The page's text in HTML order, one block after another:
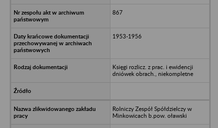
867
1953-1956
Księgi rozlicz. z prac. i ewidencji
dniówek obrach., niekompletne
Rolniczy Zespół Spółdzielczy w
Minkowicach b.pow. oławski